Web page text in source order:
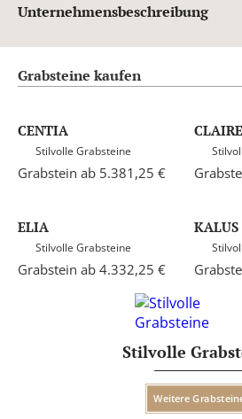
Unternehmensbeschreibung
Grabsteine kaufen
Stilvolle
Weitere
CENTIA
Stilvolle Grabsteine
Grabstein ab 5.381,25 €
CLAIRE
ELIA
Stilvolle Grabsteine
Grabstein ab 4.332,25 €
KALUS